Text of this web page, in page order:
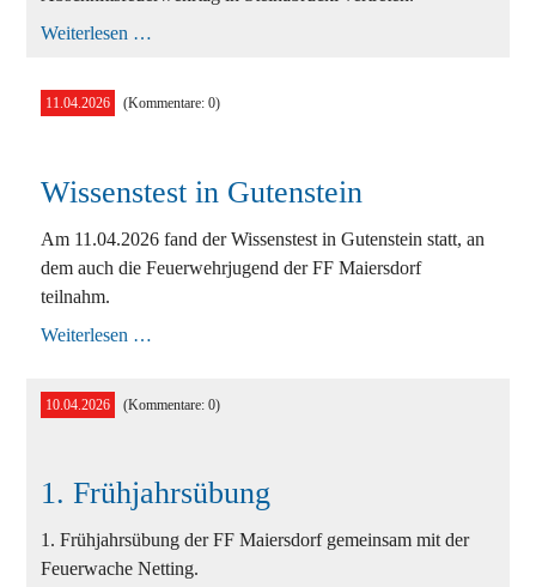
Weiterlesen …
11.04.2026 (Kommentare: 0)
Wissenstest in Gutenstein
Am 11.04.2026 fand der Wissenstest in Gutenstein statt, an
dem auch die Feuerwehrjugend der FF Maiersdorf
teilnahm.
Weiterlesen …
10.04.2026 (Kommentare: 0)
1. Frühjahrsübung
1. Frühjahrsübung der FF Maiersdorf gemeinsam mit der
Feuerwache Netting.